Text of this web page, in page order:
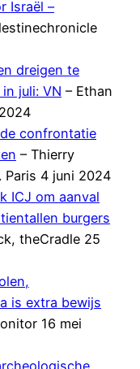
Israël –
dreigen te
juli: VN – Ethan
confrontatie
– Thierry
Paris 4 juni 2024
ICJ om aanval
burgers
theCradle 25
is extra bewijs
16 mei